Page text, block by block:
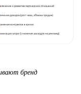
бренд